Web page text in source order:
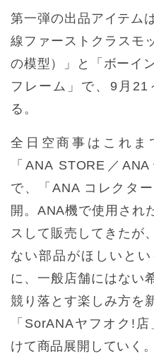
第一弾の出品アイテム
線ファーストクラスモ
の模型）」と「ボーイ
フレーム」で、9月21
る。
全日空商事はこれま
「ANA STORE／
で、「ANA コレクタ
開。ANA機で使用され
スして販売してきたが
ない部品がほしいと
に、一般店舗にはない
競り落とす楽しみ方を
「SorANAヤフオク!
けて商品展開していく。